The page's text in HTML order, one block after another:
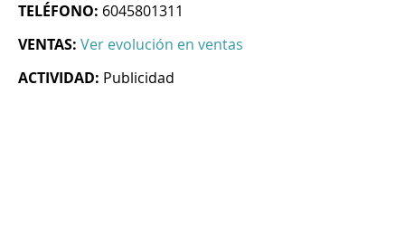
TELÉFONO: 6045801311
VENTAS: Ver evolución en ventas
ACTIVIDAD: Publicidad